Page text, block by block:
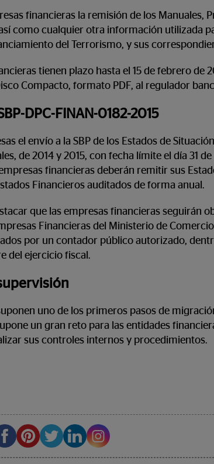
financieras la remisión de los Manuales,
como cualquier otra información utilizada
del Terrorismo, y sus
tienen plazo hasta el 15 de febrero de
Compacto, formato PDF, al regulador
DPC-FINAN-0182-2015
el envío a la SBP de los Estados de
de 2014 y 2015, con fecha límite el día 31
financieras deberán remitir sus
Financieros auditados de forma anual.
que las empresas financieras seguirán
Financieras del Ministerio de
por un contador público autorizado,
del ejercicio fiscal.
uno de los primeros pasos de
un gran reto para las entidades
sus controles internos y procedimientos.